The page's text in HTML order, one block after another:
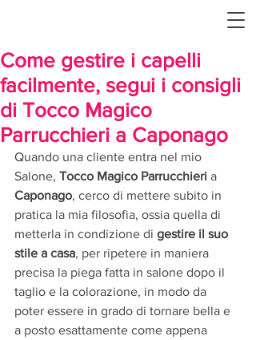
Come gestire i capelli
facilmente, segui i consigli
di Tocco Magico
Parrucchieri a Caponago
Quando una cliente entra nel mio
Salone, Tocco Magico Parrucchieri a
Caponago, cerco di mettere subito in
pratica la mia filosofia, ossia quella di
metterla in condizione di gestire il suo
stile a casa, per ripetere in maniera
precisa la piega fatta in salone dopo il
taglio e la colorazione, in modo da
poter essere in grado di tornare bella e
a posto esattamente come appena